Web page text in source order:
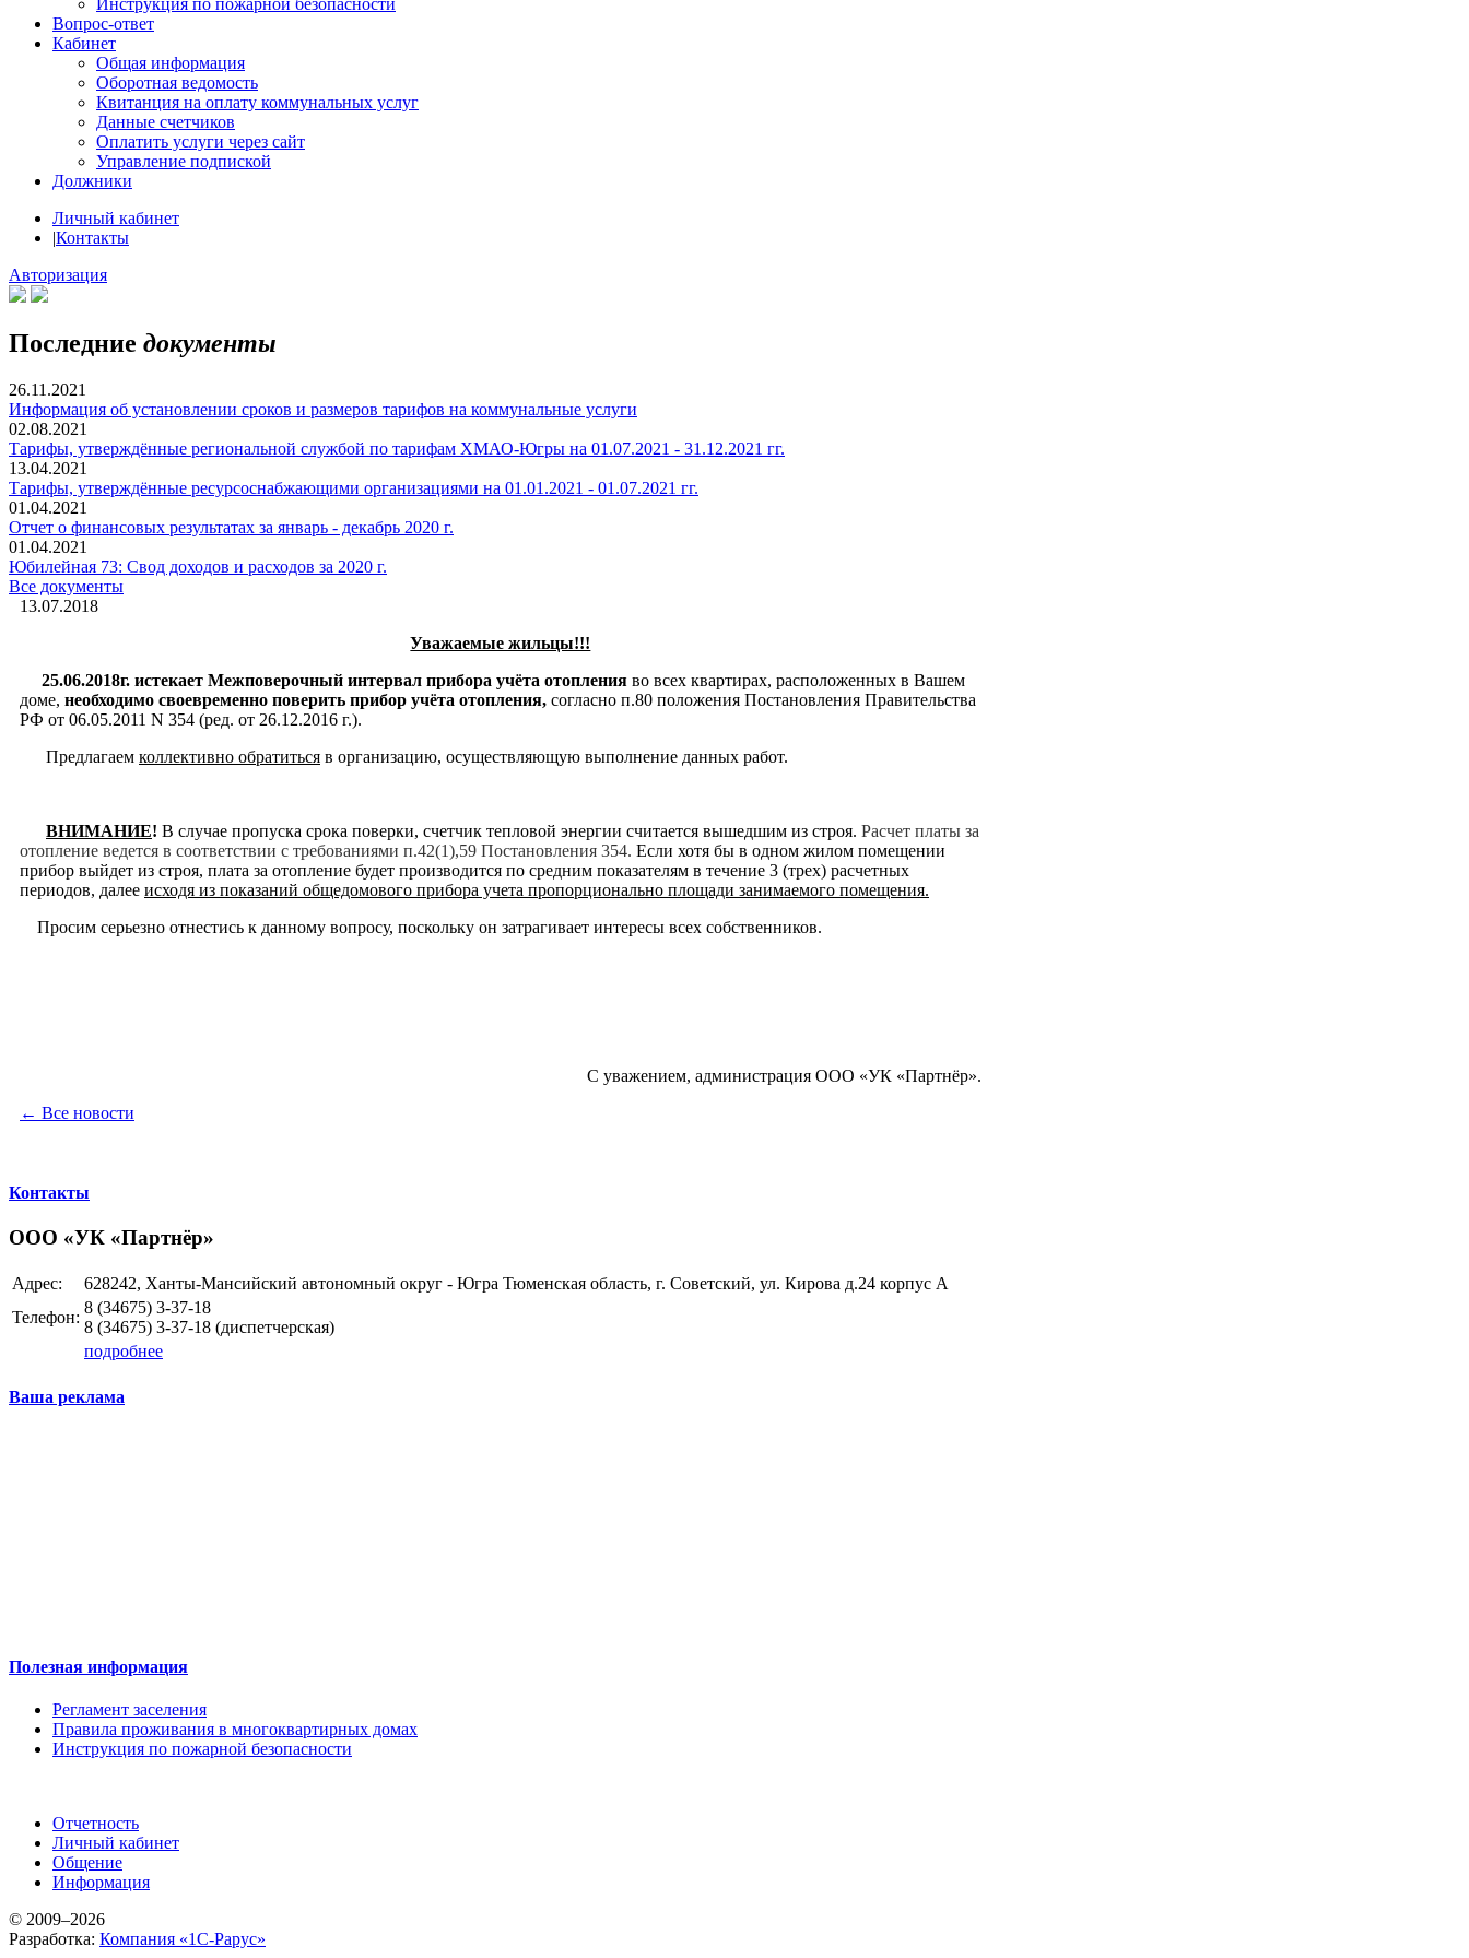
Инструкция по пожарной безопасности
Вопрос-ответ
Кабинет
Общая информация
Оборотная ведомость
Квитанция на оплату коммунальных услуг
Данные счетчиков
Оплатить услуги через сайт
Управление подпиской
Должники
Личный кабинет
|Контакты
Авторизация
Последние документы
26.11.2021
Информация об установлении сроков и размеров тарифов на коммунальные услуги
02.08.2021
Тарифы, утверждённые региональной службой по тарифам ХМАО-Югры на 01.07.2021 - 31.12.2021 гг.
13.04.2021
Тарифы, утверждённые ресурсоснабжающими организациями на 01.01.2021 - 01.07.2021 гг.
01.04.2021
Отчет о финансовых результатах за январь - декабрь 2020 г.
01.04.2021
Юбилейная 73: Свод доходов и расходов за 2020 г.
Все документы
13.07.2018
Уважаемые жильцы!!!
25.06.2018г. истекает Межповерочный интервал прибора учёта отопления во всех квартирах, расположенных в Вашем
доме, необходимо своевременно поверить прибор учёта отопления, согласно п.80 положения Постановления Правительства
РФ от 06.05.2011 N 354 (ред. от 26.12.2016 г.).
Предлагаем коллективно обратиться в организацию, осуществляющую выполнение данных работ.
ВНИМАНИЕ! В случае пропуска срока поверки, счетчик тепловой энергии считается вышедшим из строя. Расчет платы за
отопление ведется в соответствии с требованиями п.42(1),59 Постановления 354. Если хотя бы в одном жилом помещении
прибор выйдет из строя, плата за отопление будет производится по средним показателям в течение 3 (трех) расчетных
периодов, далее исходя из показаний общедомового прибора учета пропорционально площади занимаемого помещения.
Просим серьезно отнестись к данному вопросу, поскольку он затрагивает интересы всех собственников.
С уважением, администрация ООО «УК «Партнёр».
← Все новости
Контакты
ООО «УК «Партнёр»
Адрес:
628242, Ханты-Мансийский автономный округ - Югра Тюменская область, г. Советский, ул. Кирова д.24 корпус А
Телефон:
8 (34675) 3-37-18
8 (34675) 3-37-18 (диспетчерская)
подробнее
Ваша реклама
Полезная информация
Регламент заселения
Правила проживания в многоквартирных домах
Инструкция по пожарной безопасности
Отчетность
Личный кабинет
Общение
Информация
© 2009–2026
Разработка: Компания «1С-Рарус»